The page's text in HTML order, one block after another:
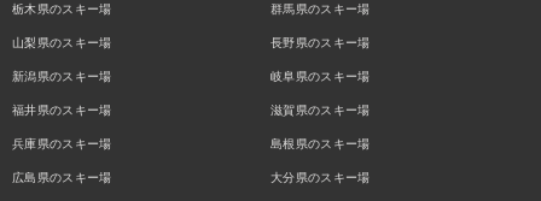
栃木県のスキー場 群馬県のスキー場
山梨県のスキー場 長野県のスキー場
新潟県のスキー場 岐阜県のスキー場
福井県のスキー場 滋賀県のスキー場
兵庫県のスキー場 島根県のスキー場
広島県のスキー場 大分県のスキー場